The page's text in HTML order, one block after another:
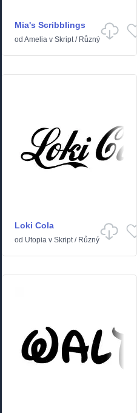
Mia's Scribblings
od Amelia v Skript/ Různý
Loki Cola
od Utopia v Skript/ Různý